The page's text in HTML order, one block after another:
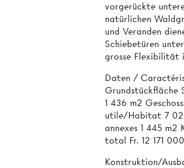
vorgerückte
natürlichen
und Veranden
Schiebetüren
grosse Flexibilität
Daten /
Grundstückfläche
1 436 m2
utile/Habitat 7
annexes 1 445 m2
total Fr. 12 171
Konstruktion/